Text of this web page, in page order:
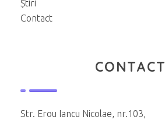
Știri
Contact
CONTACT
Str. Erou Iancu Nicolae, nr.103,